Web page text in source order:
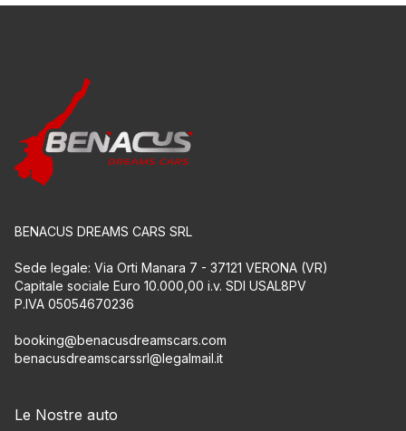
BENACUS DREAMS CARS SRL
Sede legale: Via Orti Manara 7 - 37121 VERONA (VR)
Capitale sociale Euro 10.000,00 i.v. SDI USAL8PV
P.IVA 05054670236
booking@benacusdreamscars.com
benacusdreamscarssrl@legalmail.it
Le Nostre auto